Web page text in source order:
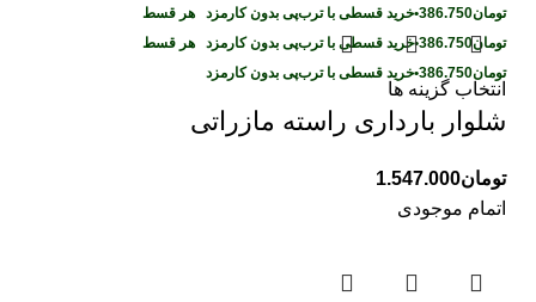
تومان386.750
•خرید قسطی با ترب‌پی بدون کارمزد هر قسط
تومان386.750
•خرید قسطی با ترب‌پی بدون کارمزد هر قسط
تومان386.750
•خرید قسطی با ترب‌پی بدون کارمزد
انتخاب گزینه ها
شلوار بارداری راسته مازراتی
تومان1.547.000
اتمام موجودی